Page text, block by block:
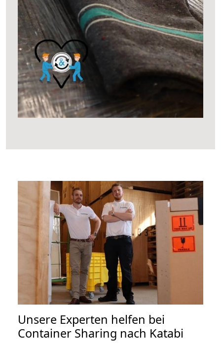
Unsere Experten helfen bei
Container Sharing nach Katabi